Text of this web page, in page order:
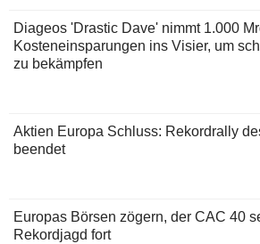
Diageos 'Drastic Dave' nimmt 1.000
Kosteneinsparungen ins Visier, um
zu bekämpfen
Aktien Europa Schluss: Rekordrally
beendet
Europas Börsen zögern, der CAC 40
Rekordjagd fort